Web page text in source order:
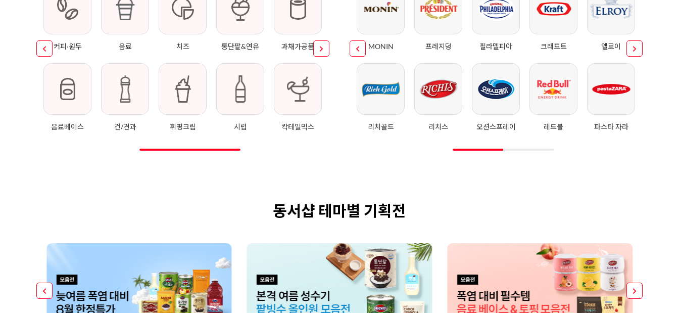
커피·원두 음료 치즈 통단팥&연유 과채가공품
음료베이스 건/견과 휘핑크림 시럽 칵테일믹스
MONIN 프레지덩 필라델피아 크래프트 엘로이
리치골드 리치스 오션스프레이 레드불 파스타 자라
동서샵 테마별 기획전